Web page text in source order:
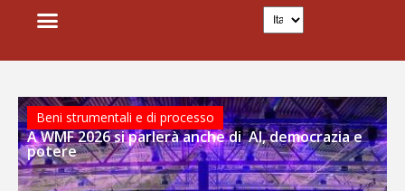
Beni strumentali e di processo
A WMF 2026 si parlerà anche di AI, democrazia e
potere